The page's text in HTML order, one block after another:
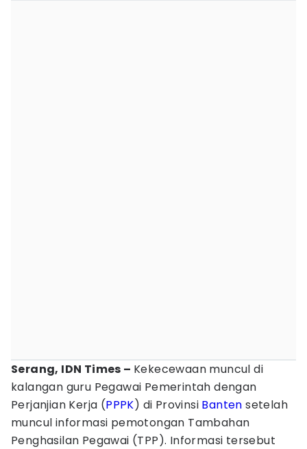
Serang, IDN Times – Kekecewaan muncul di
kalangan guru Pegawai Pemerintah dengan
Perjanjian Kerja (PPPK) di Provinsi Banten setelah
muncul informasi pemotongan Tambahan
Penghasilan Pegawai (TPP). Informasi tersebut